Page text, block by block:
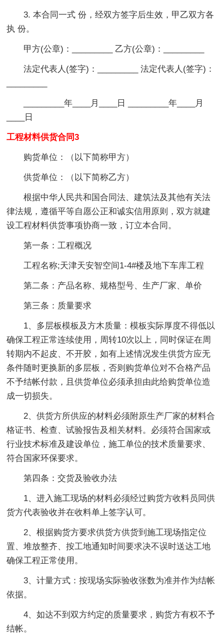
3. 本合同一式 份，经双方签字后生效，甲乙双方各
执 份。
甲方(公章)：_________ 乙方(公章)：_________
法定代表人(签字)：_________ 法定代表人(签字)：
_________年____月____日 _________年____月
____日
工程材料供货合同3
购货单位：（以下简称甲方）
供货单位：（以下简称乙方）
根据中华人民共和国合同法、建筑法及其他有关法
律法规，遵循平等自愿公正和诚实信用原则，双方就建
设工程材料供货事项协商一致，订立本合同。
第一条：工程概况
工程名称;天津天安智空间1-4#楼及地下车库工程
第二条：产品名称、规格型号、生产厂家、单价
第三条：质量要求
1、多层板模板及方木质量：模板实际厚度不得低以
确保工程正常连续使用，周转10次以上，同时保证在周
转期内不起皮、不开胶，如有上述情况发生供货方应无
条件随时更换新的多层板，否则购货单位对不合格产品
不予结帐付款，且供货单位必须承担由此给购货单位造
成一切损失。
2、供货方所供应的材料必须附原生产厂家的材料合
格证书、检查、试验报告及相关材料。必须符合国家或
行业技术标准及建设单位，施工单位的技术质量要求、
符合国家环保要求。
第四条：交货及验收办法
1、进入施工现场的材料必须经过购货方收料员同供
货方代表验收并在收料单上签字认可。
2、根据购货方要求供货方供货到施工现场指定位
置、堆放整齐、按工地通知时间要求决不误时送达工地
确保工程正常使用。
3、计量方式：按现场实际验收张数为准并作为结帐
依据。
4、如达不到双方约定的质量要求，购货方有权不予
结帐。